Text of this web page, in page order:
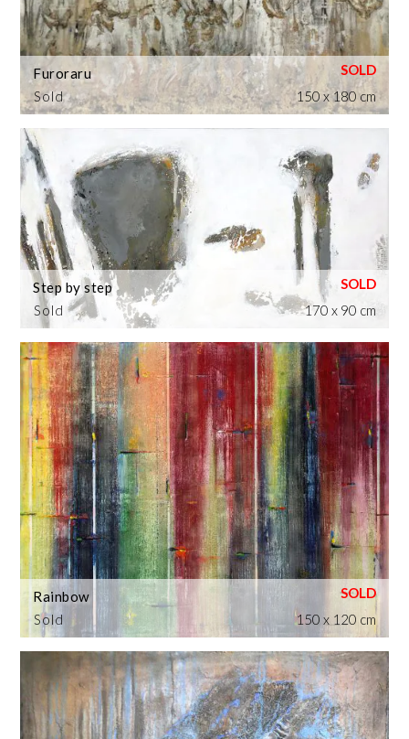
Sold
Furoraru
150 x 180 cm
Sold
Step by step
170 x 90 cm
Sold
Rainbow
150 x 120 cm